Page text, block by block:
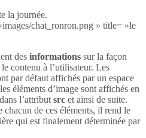
la journée.
chat_ronron.png » title= »le
des informations sur la façon
le contenu à l’utilisateur. Les
par défaut affichés par un espace
éléments d’image sont affichés en
l’attribut src et ainsi de suite.
de ces éléments, il rend le
qui est finalement déterminée par